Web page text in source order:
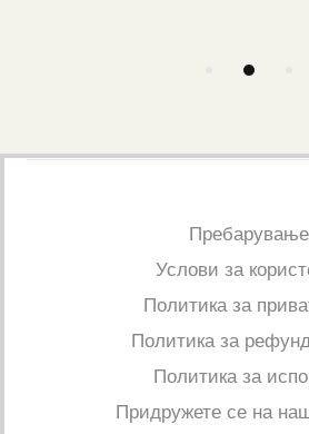
Пребарување
Услови за
Политика за
Политика за
Политика за
Придружете се на